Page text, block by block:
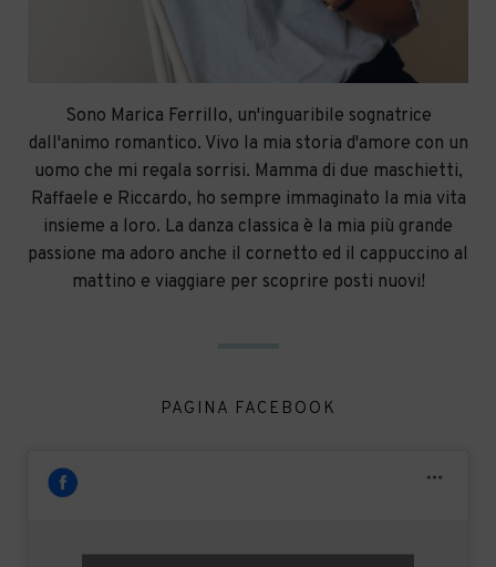
Sono Marica Ferrillo, un'inguaribile sognatrice
dall'animo romantico. Vivo la mia storia d'amore con un
uomo che mi regala sorrisi. Mamma di due maschietti,
Raffaele e Riccardo, ho sempre immaginato la mia vita
insieme a loro. La danza classica è la mia più grande
passione ma adoro anche il cornetto ed il cappuccino al
mattino e viaggiare per scoprire posti nuovi!
PAGINA FACEBOOK